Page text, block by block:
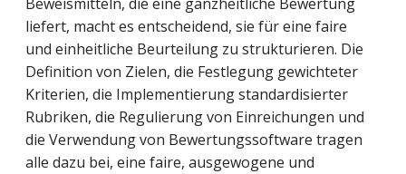
liefert, macht es entscheidend, sie für eine faire
und einheitliche Beurteilung zu strukturieren. Die
Definition von Zielen, die Festlegung gewichteter
Kriterien, die Implementierung standardisierter
Rubriken, die Regulierung von Einreichungen und
die Verwendung von Bewertungssoftware tragen
alle dazu bei, eine faire, ausgewogene und